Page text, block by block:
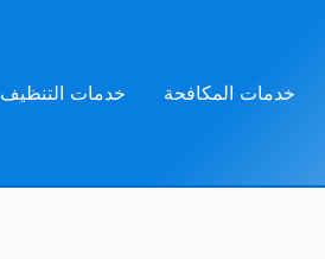
خدمات المكافحة خدمات التنظيف